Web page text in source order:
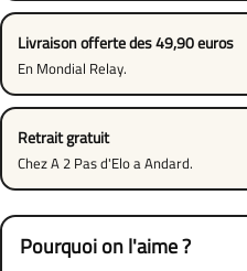
Livraison offerte des 49,90 euros
En Mondial Relay.
Retrait gratuit
Chez A 2 Pas d'Elo a Andard.
Pourquoi on l'aime ?